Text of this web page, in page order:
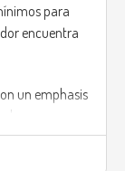
para
encuentra
un emphasis
en
resaltarse en
jugador no